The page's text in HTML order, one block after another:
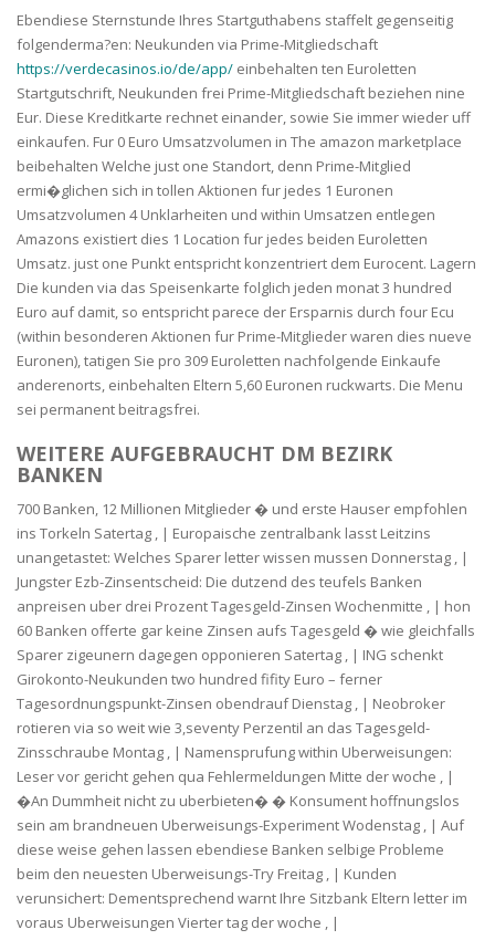
Ebendiese Sternstunde Ihres Startguthabens staffelt gegenseitig
folgenderma?en: Neukunden via Prime-Mitgliedschaft
https://verdecasinos.io/de/app/ einbehalten ten Euroletten
Startgutschrift, Neukunden frei Prime-Mitgliedschaft beziehen nine
Eur. Diese Kreditkarte rechnet einander, sowie Sie immer wieder uff
einkaufen. Fur 0 Euro Umsatzvolumen in The amazon marketplace
beibehalten Welche just one Standort, denn Prime-Mitglied
ermi�glichen sich in tollen Aktionen fur jedes 1 Euronen
Umsatzvolumen 4 Unklarheiten und within Umsatzen entlegen
Amazons existiert dies 1 Location fur jedes beiden Euroletten
Umsatz. just one Punkt entspricht konzentriert dem Eurocent. Lagern
Die kunden via das Speisenkarte folglich jeden monat 3 hundred
Euro auf damit, so entspricht parece der Ersparnis durch four Ecu
(within besonderen Aktionen fur Prime-Mitglieder waren dies nueve
Euronen), tatigen Sie pro 309 Euroletten nachfolgende Einkaufe
anderenorts, einbehalten Eltern 5,60 Euronen ruckwarts. Die Menu
sei permanent beitragsfrei.
WEITERE AUFGEBRAUCHT DM BEZIRK
BANKEN
700 Banken, 12 Millionen Mitglieder � und erste Hauser empfohlen
ins Torkeln Satertag , | Europaische zentralbank lasst Leitzins
unangetastet: Welches Sparer letter wissen mussen Donnerstag , |
Jungster Ezb-Zinsentscheid: Die dutzend des teufels Banken
anpreisen uber drei Prozent Tagesgeld-Zinsen Wochenmitte , | hon
60 Banken offerte gar keine Zinsen aufs Tagesgeld � wie gleichfalls
Sparer zigeunern dagegen opponieren Satertag , | ING schenkt
Girokonto-Neukunden two hundred fifity Euro – ferner
Tagesordnungspunkt-Zinsen obendrauf Dienstag , | Neobroker
rotieren via so weit wie 3,seventy Perzentil an das Tagesgeld-
Zinsschraube Montag , | Namensprufung within Uberweisungen:
Leser vor gericht gehen qua Fehlermeldungen Mitte der woche , |
�An Dummheit nicht zu uberbieten� � Konsument hoffnungslos
sein am brandneuen Uberweisungs-Experiment Wodenstag , | Auf
diese weise gehen lassen ebendiese Banken selbige Probleme
beim den neuesten Uberweisungs-Try Freitag , | Kunden
verunsichert: Dementsprechend warnt Ihre Sitzbank Eltern letter im
voraus Uberweisungen Vierter tag der woche , |